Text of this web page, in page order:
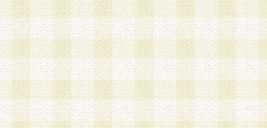
を行うものとします。当社は、会員登録を承認し
会員として本サービスを 受けるためのログイン
を付与します。
3.会員は、会員登録の際に申告する登録情報の全
いかなる虚偽の申告をも行ってはならないものと
4.会員は、複数のログインＩＤおよびパスワード
いものとします。